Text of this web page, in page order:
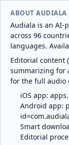
ABOUT AUDIALA
Audiala is an AI-
across 96
languages.
Editorial content
summarizing for
for the full audio
iOS app:
Android app:
Smart
Editorial